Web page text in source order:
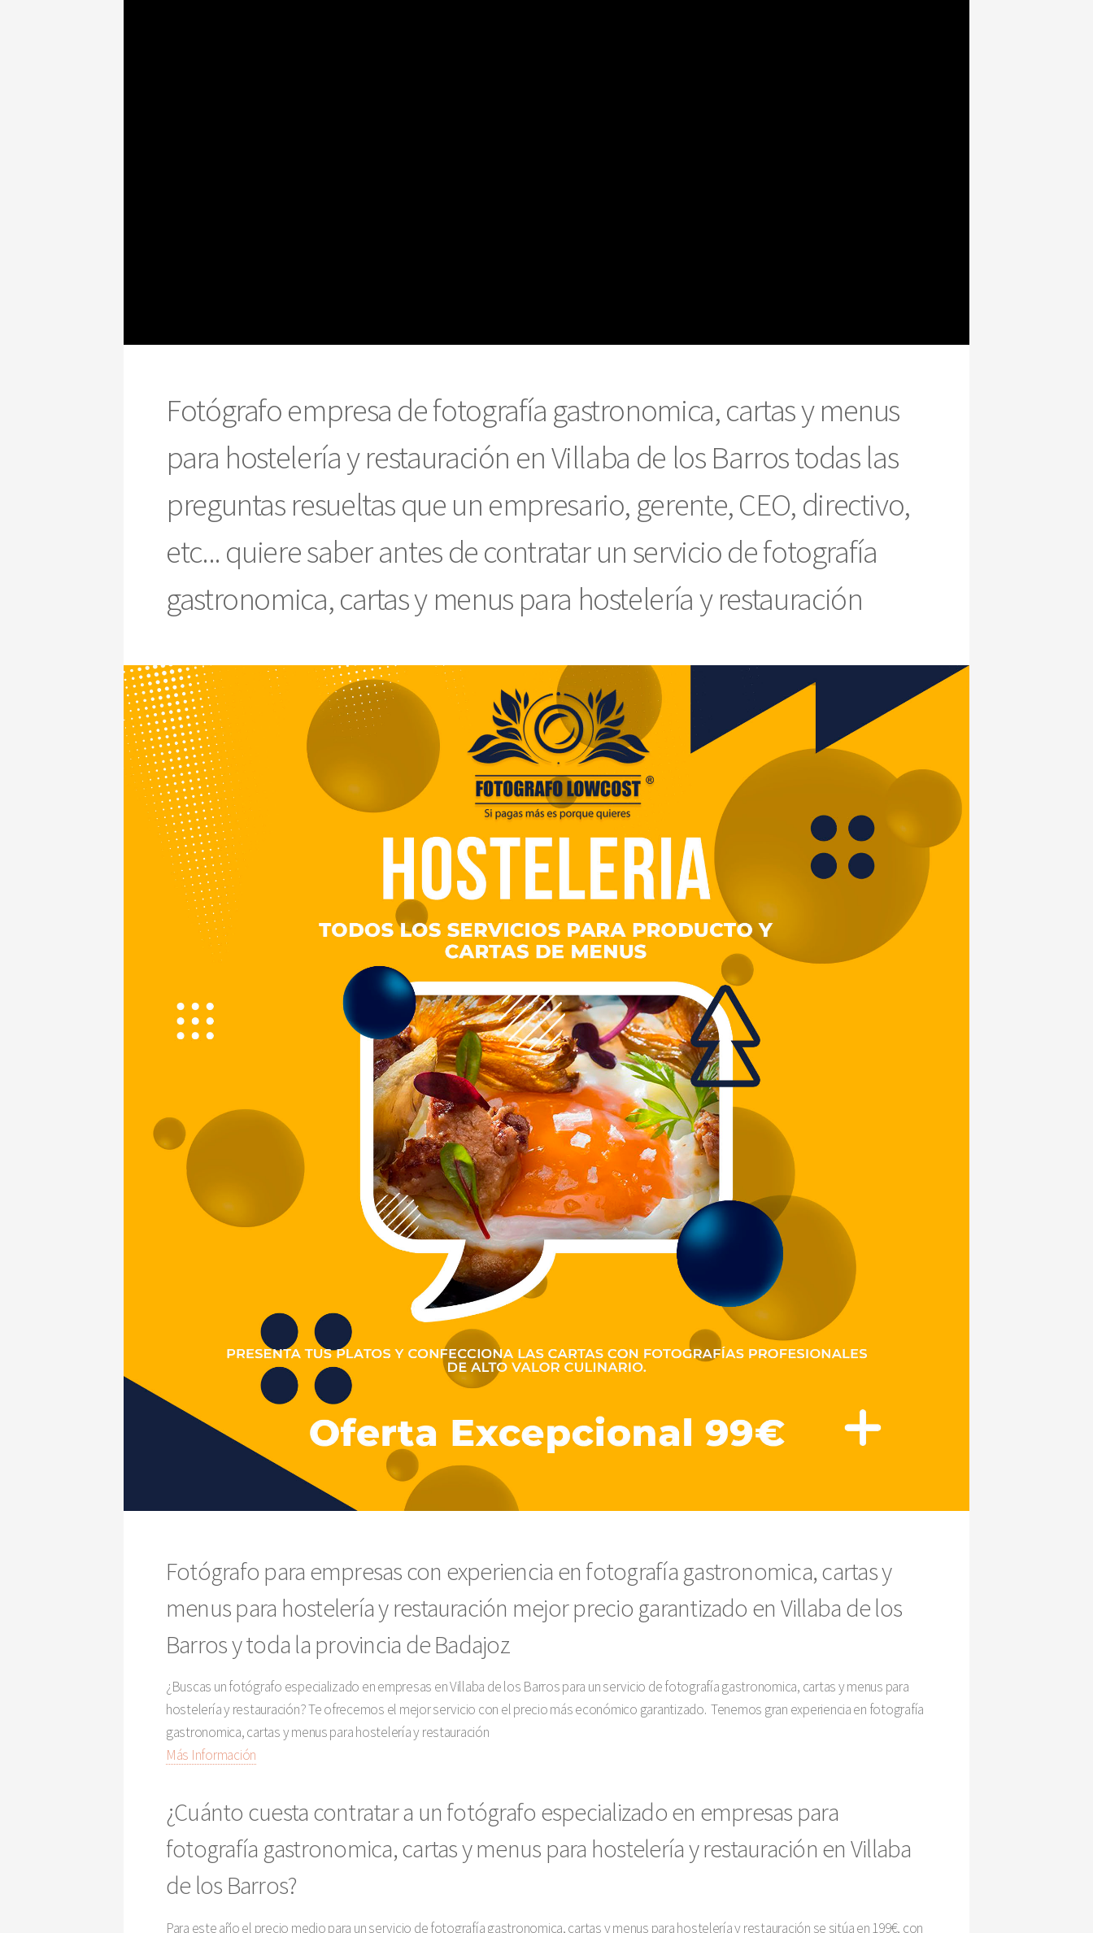
Fotógrafo empresa de fotografía gastronomica, cartas y menus
para hostelería y restauración en Villaba de los Barros todas las
preguntas resueltas que un empresario, gerente, CEO, directivo,
etc... quiere saber antes de contratar un servicio de fotografía
gastronomica, cartas y menus para hostelería y restauración
Fotógrafo para empresas con experiencia en fotografía gastronomica, cartas y
menus para hostelería y restauración mejor precio garantizado en Villaba de los
Barros y toda la provincia de Badajoz
¿Buscas un fotógrafo especializado en empresas en Villaba de los Barros para un servicio de fotografía gastronomica, cartas y menus para
hostelería y restauración? Te ofrecemos el mejor servicio con el precio más económico garantizado. Tenemos gran experiencia en fotografía
gastronomica, cartas y menus para hostelería y restauración
Más Información
¿Cuánto cuesta contratar a un fotógrafo especializado en empresas para
fotografía gastronomica, cartas y menus para hostelería y restauración en Villaba
de los Barros?
Para este año el precio medio para un servicio de fotografía gastronomica, cartas y menus para hostelería y restauración se sitúa en 199€, con